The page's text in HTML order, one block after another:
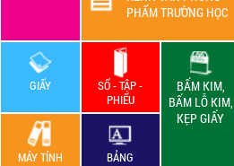
PHẨM TRƯỜNG HỌC
GIẤY
SỔ - TẬP -
PHIẾU
BẤM KIM,
BẤM LỖ KIM,
KẸP GIẤY
MÁY TÍNH BẢNG